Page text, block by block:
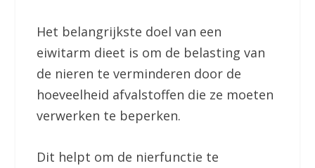
Het belangrijkste doel van een
eiwitarm dieet is om de belasting van
de nieren te verminderen door de
hoeveelheid afvalstoffen die ze moeten
verwerken te beperken.
Dit helpt om de nierfunctie te